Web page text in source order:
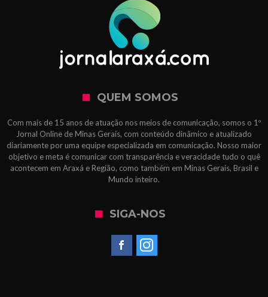
QUEM SOMOS
Com mais de 15 anos de atuação nos meios de comunicação, somos o 1º
Jornal Online de Minas Gerais, com conteúdo dinâmico e atualizado
diariamente por uma equipe especializada em comunicação. Nosso maior
objetivo e meta é comunicar com transparência e veracidade tudo o quê
acontecem em Araxá e Região, como também em Minas Gerais, Brasil e
Mundo inteiro.
SIGA-NOS